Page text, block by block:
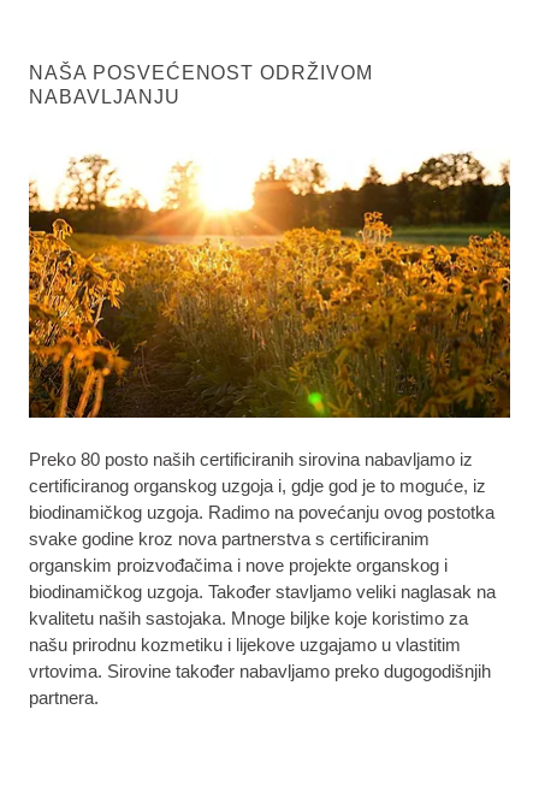
NAŠA POSVEĆENOST ODRŽIVOM
NABAVLJANJU
Preko 80 posto naših certificiranih sirovina nabavljamo iz
certificiranog organskog uzgoja i, gdje god je to moguće, iz
biodinamičkog uzgoja. Radimo na povećanju ovog postotka
svake godine kroz nova partnerstva s certificiranim
organskim proizvođačima i nove projekte organskog i
biodinamičkog uzgoja. Također stavljamo veliki naglasak na
kvalitetu naših sastojaka. Mnoge biljke koje koristimo za
našu prirodnu kozmetiku i lijekove uzgajamo u vlastitim
vrtovima. Sirovine također nabavljamo preko dugogodišnjih
partnera.